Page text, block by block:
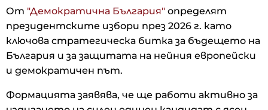
От "Демократична България" определят
президентските избори през 2026 г. като
ключова стратегическа битка за бъдещето на
България и за защитата на нейния европейски
и демократичен път.
Формацията заявява, че ще работи активно за